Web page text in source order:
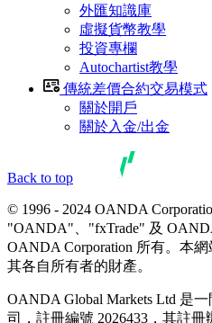
外匯知識庫
虛擬貨幣教學
投資專欄
Autochartist教學
傳統差價合約交易模式
關於開戶
關於入金/出金
Back to top
© 1996 - 2024 OANDA
"OANDA"、"fxTrade" 及
OANDA Corporation 所有。本
其各自所有者的財產。
OANDA Global Markets Ltd 是
司，註冊編號 2026433，其註冊